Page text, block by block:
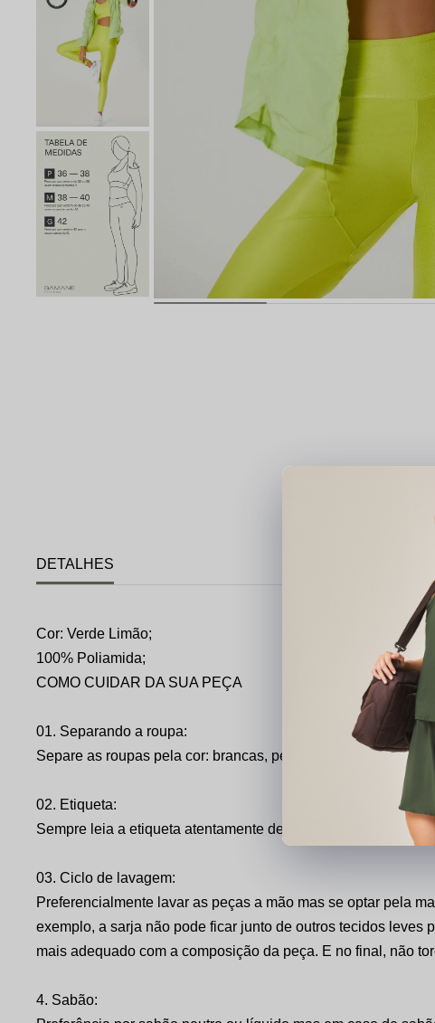
DETALHES
Cor: Verde Limão;
100% Poliamida;
COMO CUIDAR DA SUA PEÇA
01. Separando a roupa:
Separe as roupas pela cor: brancas, peças claras, peças
02. Etiqueta:
Sempre leia a etiqueta atentamente de cada roupa e siga as
03. Ciclo de lavagem:
Preferencialmente lavar as peças a mão mas se optar pela
exemplo, a sarja não pode ficar junto de outros tecidos leves
mais adequado com a composição da peça. E no final, não
4. Sabão: